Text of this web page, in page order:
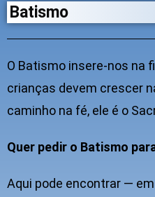
Batismo
O Batismo insere-nos na
crianças devem crescer
caminho na fé, ele é o
Quer pedir o Batismo
Aqui pode encontrar —